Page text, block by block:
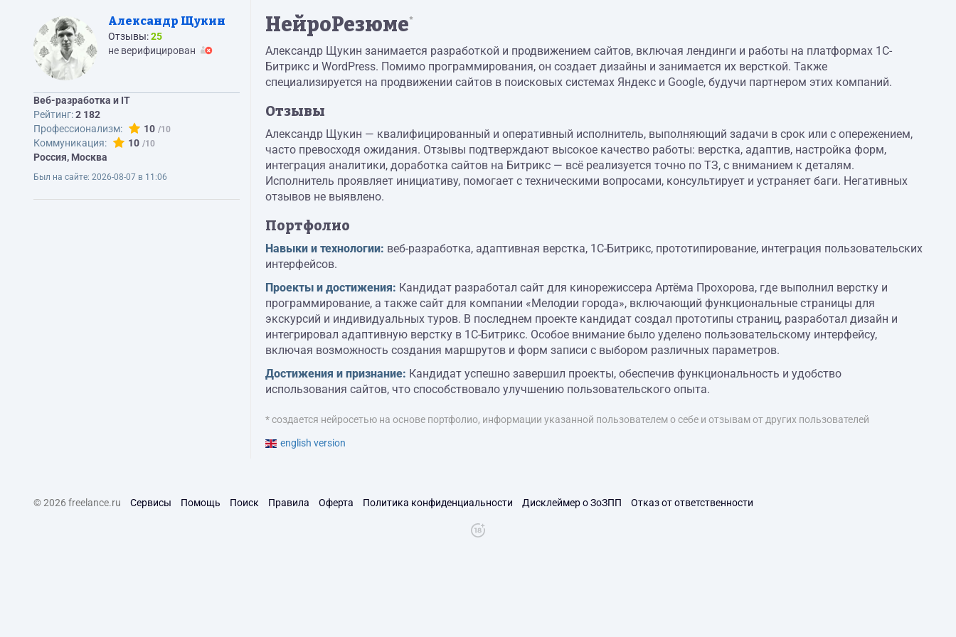
Александр Щукин
Отзывы:25
не верифицирован
Веб-разработка и IT
Рейтинг:2 182
Профессионализм:
10
Коммуникация:
10
Россия, Москва
Был на сайте: 2026-08-07 в 11:06
НейроРезюме*
Александр Щукин занимается разработкой и продвижением сайтов, включая лендинги и работы на платформах 1С-
Битрикс и WordPress. Помимо программирования, он создает дизайны и занимается их версткой. Также
специализируется на продвижении сайтов в поисковых системах Яндекс и Google, будучи партнером этих компаний.
Отзывы
Александр Щукин — квалифицированный и оперативный исполнитель, выполняющий задачи в срок или с опережением,
часто превосходя ожидания. Отзывы подтверждают высокое качество работы: верстка, адаптив, настройка форм,
интеграция аналитики, доработка сайтов на Битрикс — всё реализуется точно по ТЗ, с вниманием к деталям.
Исполнитель проявляет инициативу, помогает с техническими вопросами, консультирует и устраняет баги. Негативных
отзывов не выявлено.
Портфолио
Навыки и технологии: веб-разработка, адаптивная верстка, 1С-Битрикс, прототипирование, интеграция пользовательских
интерфейсов.
Проекты и достижения: Кандидат разработал сайт для кинорежиссера Артёма Прохорова, где выполнил верстку и
программирование, а также сайт для компании «Мелодии города», включающий функциональные страницы для
экскурсий и индивидуальных туров. В последнем проекте кандидат создал прототипы страниц, разработал дизайн и
интегрировал адаптивную верстку в 1С-Битрикс. Особое внимание было уделено пользовательскому интерфейсу,
включая возможность создания маршрутов и форм записи с выбором различных параметров.
Достижения и признание: Кандидат успешно завершил проекты, обеспечив функциональность и удобство
использования сайтов, что способствовало улучшению пользовательского опыта.
* создается нейросетью на основе портфолио, информации указанной пользователем о себе и отзывам от других пользователей
english version
© 2026 freelance.ru Сервисы Помощь Поиск Правила Оферта Политика конфиденциальности Дисклеймер о ЗоЗПП Отказ от ответственности